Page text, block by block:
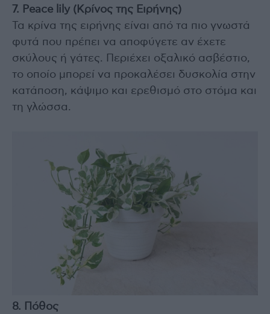
7. Peace lily (Κρίνος της Ειρήνης)
Τα κρίνα της ειρήνης είναι από τα πιο γνωστά
φυτά που πρέπει να αποφύγετε αν έχετε
σκύλους ή γάτες. Περιέχει οξαλικό ασβέστιο,
το οποίο μπορεί να προκαλέσει δυσκολία στην
κατάποση, κάψιμο και ερεθισμό στο στόμα και
τη γλώσσα.
8. Πόθος